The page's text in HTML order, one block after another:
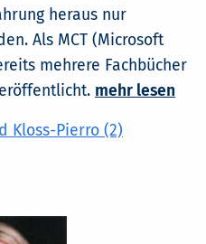
heraus nur
Als MCT (Microsoft
mehrere Fachbücher
mehr lesen
Kloss-Pierro (2)